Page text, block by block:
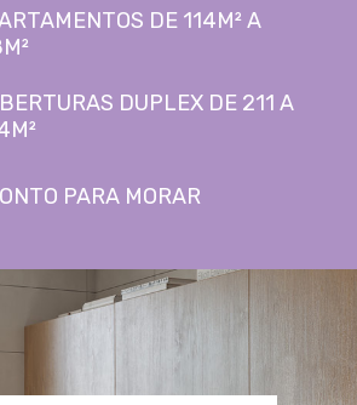
DE 114M² A
DUPLEX DE 211 A
PARA MORAR